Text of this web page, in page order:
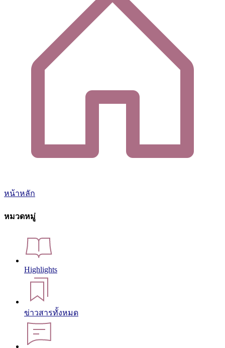
หน้าหลัก
หมวดหมู่
Highlights
ข่าวสารทั้งหมด